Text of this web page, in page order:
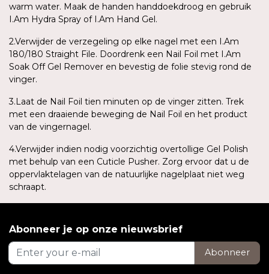
warm water. Maak de handen handdoekdroog en gebruik
I.Am Hydra Spray of I.Am Hand Gel.
2.Verwijder de verzegeling op elke nagel met een I.Am
180/180 Straight File. Doordrenk een Nail Foil met I.Am
Soak Off Gel Remover en bevestig de folie stevig rond de
vinger.
3.Laat de Nail Foil tien minuten op de vinger zitten. Trek
met een draaiende beweging de Nail Foil en het product
van de vingernagel.
4.Verwijder indien nodig voorzichtig overtollige Gel Polish
met behulp van een Cuticle Pusher. Zorg ervoor dat u de
oppervlaktelagen van de natuurlijke nagelplaat niet weg
schraapt.
Abonneer je op onze nieuwsbrief
Abonneer